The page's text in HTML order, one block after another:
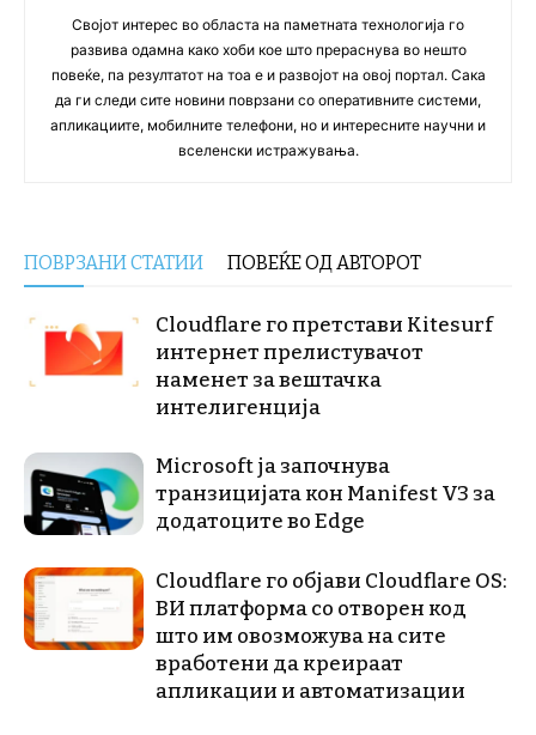
Својот интерес во областа на паметната технологија го
развива одамна како хоби кое што прераснува во нешто
повеќе, па резултатот на тоа е и развојот на овој портал. Сака
да ги следи сите новини поврзани со оперативните системи,
апликациите, мобилните телефони, но и интересните научни и
вселенски истражувања.
ПОВРЗАНИ СТАТИИ ПОВЕЌЕ ОД АВТОРОТ
Cloudflare го претстави Kitesurf
интернет прелистувачот
наменет за вештачка
интелигенција
Microsoft ја започнува
транзицијата кон Manifest V3 за
додатоците во Edge
Cloudflare го објави Cloudflare OS:
ВИ платформа со отворен код
што им овозможува на сите
вработени да креираат
апликации и автоматизации